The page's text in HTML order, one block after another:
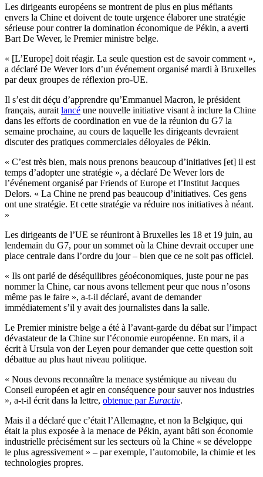
Les dirigeants européens se montrent de plus en plus méfiants
envers la Chine et doivent de toute urgence élaborer une stratégie
sérieuse pour contrer la domination économique de Pékin, a averti
Bart De Wever, le Premier ministre belge.
« [L’Europe] doit réagir. La seule question est de savoir comment »,
a déclaré De Wever lors d’un événement organisé mardi à Bruxelles
par deux groupes de réflexion pro-UE.
Il s’est dit déçu d’apprendre qu’Emmanuel Macron, le président
français, aurait lancé une nouvelle initiative visant à inclure la Chine
dans les efforts de coordination en vue de la réunion du G7 la
semaine prochaine, au cours de laquelle les dirigeants devraient
discuter des pratiques commerciales déloyales de Pékin.
« C’est très bien, mais nous prenons beaucoup d’initiatives [et] il est
temps d’adopter une stratégie », a déclaré De Wever lors de
l’événement organisé par Friends of Europe et l’Institut Jacques
Delors. « La Chine ne prend pas beaucoup d’initiatives. Ces gens
ont une stratégie. Et cette stratégie va réduire nos initiatives à néant.
»
Les dirigeants de l’UE se réuniront à Bruxelles les 18 et 19 juin, au
lendemain du G7, pour un sommet où la Chine devrait occuper une
place centrale dans l’ordre du jour – bien que ce ne soit pas officiel.
« Ils ont parlé de déséquilibres géoéconomiques, juste pour ne pas
nommer la Chine, car nous avons tellement peur que nous n’osons
même pas le faire », a-t-il déclaré, avant de demander
immédiatement s’il y avait des journalistes dans la salle.
Le Premier ministre belge a été à l’avant-garde du débat sur l’impact
dévastateur de la Chine sur l’économie européenne. En mars, il a
écrit à Ursula von der Leyen pour demander que cette question soit
débattue au plus haut niveau politique.
« Nous devons reconnaître la menace systémique au niveau du
Conseil européen et agir en conséquence pour sauver nos industries
», a-t-il écrit dans la lettre, obtenue par Euractiv.
Mais il a déclaré que c’était l’Allemagne, et non la Belgique, qui
était la plus exposée à la menace de Pékin, ayant bâti son économie
industrielle précisément sur les secteurs où la Chine « se développe
le plus agressivement » – par exemple, l’automobile, la chimie et les
technologies propres.